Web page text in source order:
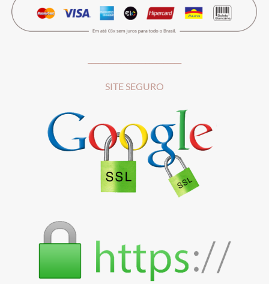
SITE SEGURO